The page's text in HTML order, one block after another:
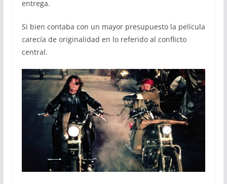
entrega.
Si bien contaba con un mayor presupuesto la película
carecía de originalidad en lo referido al conflicto
central.